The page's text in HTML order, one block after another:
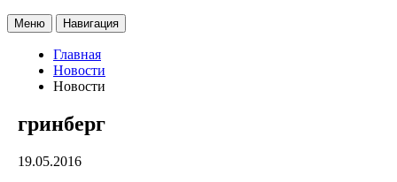
Меню Навигация
Главная
Новости
Новости
гринберг
19.05.2016